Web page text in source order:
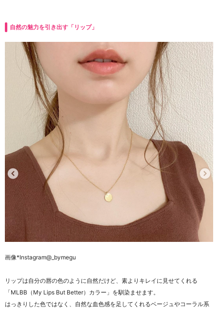
自然の魅力を引き出す「リップ」
画像*Instagram@_bymegu
リップは自分の唇の色のように自然だけど、素よりキレイに見せてくれる
「MLBB（ My Lips But Better） カラー」を馴染ませます。
はっきりした色ではなく、自然な血色感を足してくれるベージュやコーラル系